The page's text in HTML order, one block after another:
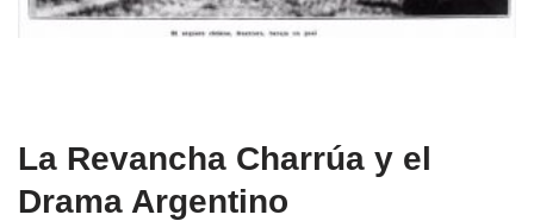
La Revancha Charrúa y el
Drama Argentino